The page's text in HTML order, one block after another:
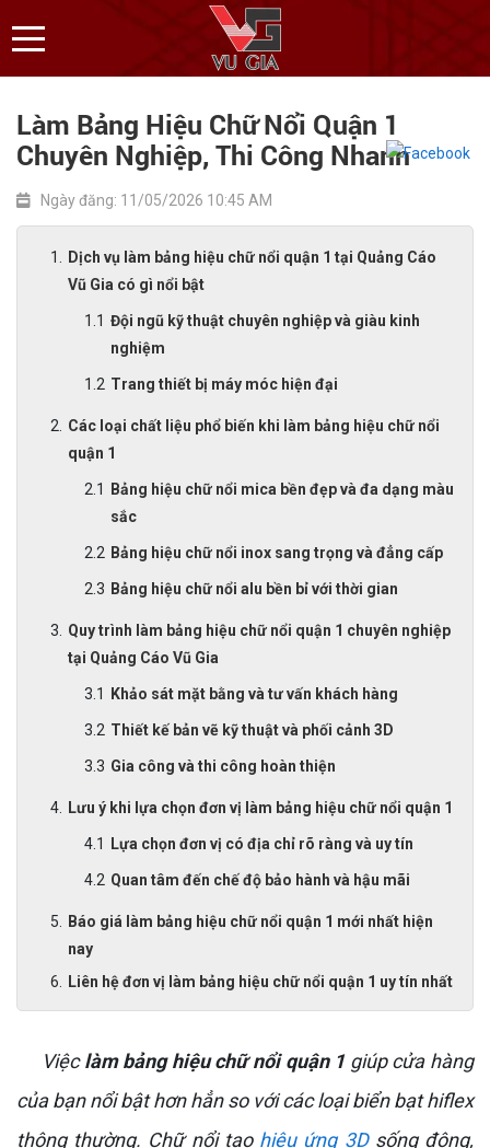
Làm Bảng Hiệu Chữ Nổi Quận 1
Chuyên Nghiệp, Thi Công Nhanh
Ngày đăng: 11/05/2026 10:45 AM
Dịch vụ làm bảng hiệu chữ nổi quận 1 tại Quảng Cáo
Vũ Gia có gì nổi bật
Đội ngũ kỹ thuật chuyên nghiệp và giàu kinh
nghiệm
Trang thiết bị máy móc hiện đại
Các loại chất liệu phổ biến khi làm bảng hiệu chữ nổi
quận 1
Bảng hiệu chữ nổi mica bền đẹp và đa dạng màu
sắc
Bảng hiệu chữ nổi inox sang trọng và đẳng cấp
Bảng hiệu chữ nổi alu bền bỉ với thời gian
Quy trình làm bảng hiệu chữ nổi quận 1 chuyên nghiệp
tại Quảng Cáo Vũ Gia
Khảo sát mặt bằng và tư vấn khách hàng
Thiết kế bản vẽ kỹ thuật và phối cảnh 3D
Gia công và thi công hoàn thiện
Lưu ý khi lựa chọn đơn vị làm bảng hiệu chữ nổi quận 1
Lựa chọn đơn vị có địa chỉ rõ ràng và uy tín
Quan tâm đến chế độ bảo hành và hậu mãi
Báo giá làm bảng hiệu chữ nổi quận 1 mới nhất hiện
nay
Liên hệ đơn vị làm bảng hiệu chữ nổi quận 1 uy tín nhất
Việclàm bảng hiệu chữ nổi quận 1giúp cửa hàng
của bạn nổi bật hơn hẳn so với các loại biển bạt hiflex
thông thường. Chữ nổi tạo hiệu ứng 3Dsống động,